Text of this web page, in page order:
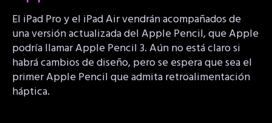
El iPad Pro y el iPad Air vendrán acompañados de
una versión actualizada del Apple Pencil, que Apple
podría llamar Apple Pencil 3. Aún no está claro si
habrá cambios de diseño, pero se espera que sea el
primer Apple Pencil que admita retroalimentación
háptica.